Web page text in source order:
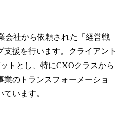
会社から依頼された「経営戦
援を行います。クライアント
トとし、特にCXOクラスから
業のトランスフォーメーショ
います。